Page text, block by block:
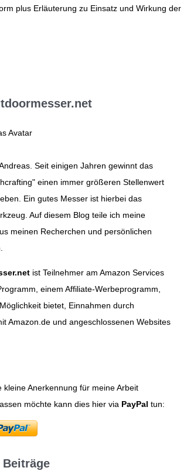
plus Erläuterung zu Einsatz und Wirkung der
Seit einigen Jahren gewinnt das
einen immer größeren Stellenwert
Ein gutes Messer ist hierbei das
Auf diesem Blog teile ich meine
meinen Recherchen und persönlichen
ist Teilnehmer am Amazon Services
einem Affiliate-Werbeprogramm,
bietet, Einnahmen durch
Amazon.de und angeschlossenen Websites
kleine Anerkennung für meine Arbeit
möchte kann dies hier via PayPal tun:
Beiträge